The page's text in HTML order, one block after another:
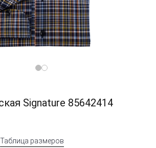
Signature 85642414
Таблица размеров